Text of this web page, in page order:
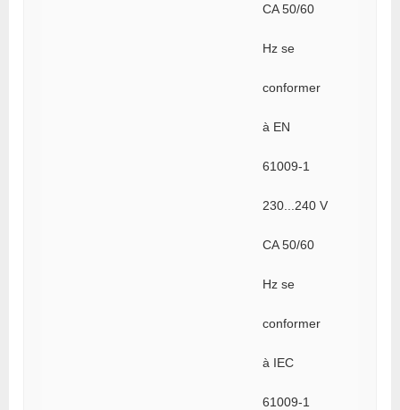
CA 50/60
Hz se
conformer
à EN
61009-1
230...240 V
CA 50/60
Hz se
conformer
à IEC
61009-1